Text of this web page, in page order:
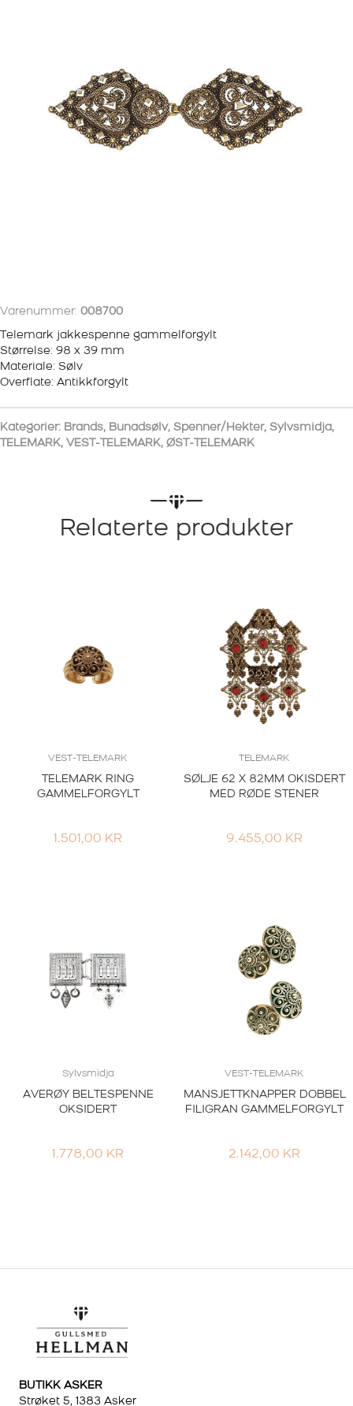
Varenummer: 008700
Telemark jakkespenne gammelforgylt
Størrelse: 98 x 39 mm
Materiale: Sølv
Overflate: Antikkforgylt
Kategorier: Brands, Bunadsølv, Spenner/Hekter, Sylvsmidja,
TELEMARK, VEST-TELEMARK, ØST-TELEMARK
Relaterte produkter
VEST-TELEMARK
TELEMARK RING
GAMMELFORGYLT
1.501,00 KR
TELEMARK
SØLJE 62 X 82MM OKISDERT
MED RØDE STENER
9.455,00 KR
Sylvsmidja
AVERØY BELTESPENNE
OKSIDERT
1.778,00 KR
VEST-TELEMARK
MANSJETTKNAPPER DOBBEL
FILIGRAN GAMMELFORGYLT
2.142,00 KR
BUTIKK ASKER
Strøket 5, 1383 Asker